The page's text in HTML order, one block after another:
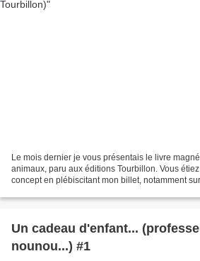
Le mois dernier je vous présentais le livre
animaux, paru aux éditions Tourbillon. Vous
concept en plébiscitant mon billet, notamment
Un cadeau d'enfant...
nounou...) #1